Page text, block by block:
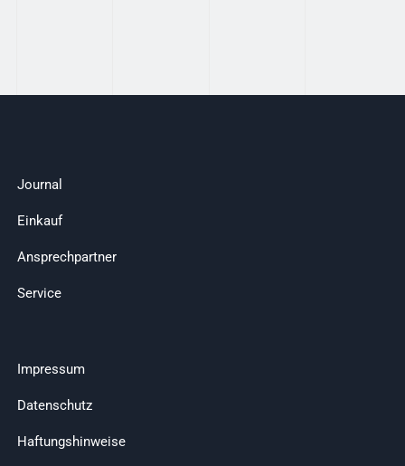
Journal
Einkauf
Ansprechpartner
Service
Impressum
Datenschutz
Haftungshinweise